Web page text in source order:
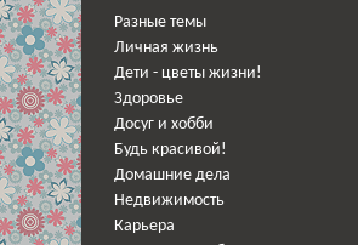
Разные темы
Личная жизнь
Дети - цветы жизни!
Здоровье
Досуг и хобби
Будь красивой!
Домашние дела
Недвижимость
Карьера